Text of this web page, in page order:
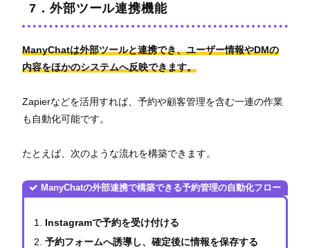
7．外部ツール連携機能
ManyChatは外部ツールと連携でき、ユーザー情報やDMの
内容をほかのシステムへ反映できます。
Zapierなどを活用すれば、予約や顧客管理を含む一連の作業
も自動化可能です。
たとえば、次のような流れを構築できます。
ManyChatの外部連携で構築できる予約管理の自動化フロー
Instagramで予約を受け付ける
予約フォームへ誘導し、確定後に情報を保存する